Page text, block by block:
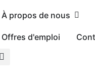
À propos de nous
Offres d'emploi